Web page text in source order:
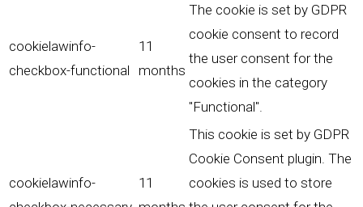
cookielawinfo-
checkbox-functional
11
months
The cookie is set by GDPR
cookie consent to record
the user consent for the
cookies in the category
"Functional".
cookielawinfo-
11
This cookie is set by GDPR
Cookie Consent plugin. The
cookies is used to store